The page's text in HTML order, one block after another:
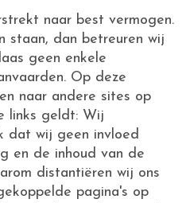
naar best vermogen.
staan, dan betreuren wij
geen enkele
Op deze
naar andere sites op
links geldt: Wij
dat wij geen invloed
en de inhoud van de
distantiëren wij ons
pagina's op